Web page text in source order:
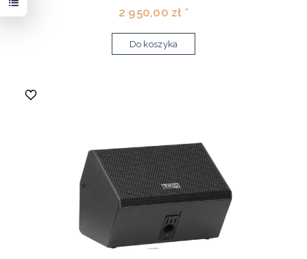
2 950,00 zł *
Do koszyka